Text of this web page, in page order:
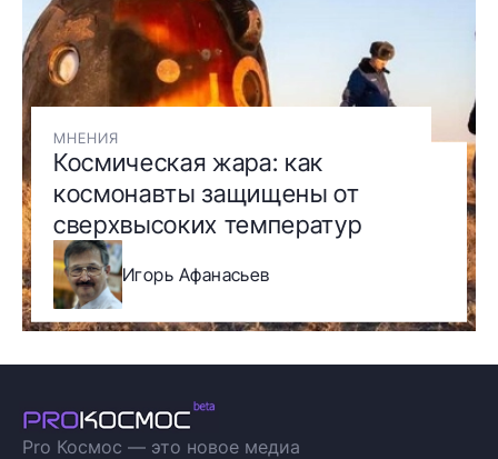
МНЕНИЯ
Космическая жара: как
космонавты защищены от
сверхвысоких температур
Игорь Афанасьев
Pro Космос — это новое медиа